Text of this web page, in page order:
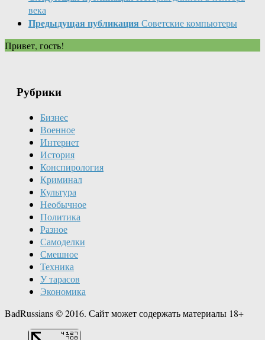
века
Предыдущая публикация Советские компьютеры
Привет, гость!
Рубрики
Бизнес
Военное
Интернет
История
Конспирология
Криминал
Культура
Необычное
Политика
Разное
Самоделки
Смешное
Техника
У тарасов
Экономика
BadRussians © 2016. Сайт может содержать материалы 18+